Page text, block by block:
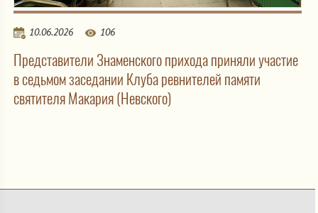
10.06.2026 106
Представители Знаменского прихода приняли участие
в седьмом заседании Клуба ревнителей памяти
святителя Макария (Невского)